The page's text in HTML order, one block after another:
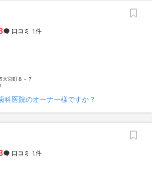
口コミ 1件
大宮町８－７
科医院のオーナー様ですか？
口コミ 1件